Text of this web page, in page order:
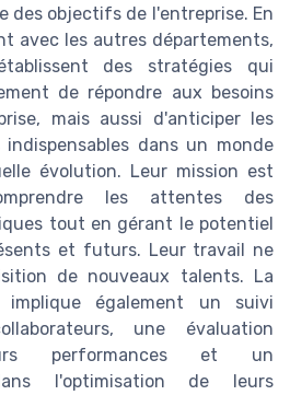
des objectifs de l'entreprise. En
avec les autres départements,
des stratégies qui
de répondre aux besoins
mais aussi d'anticiper les
dans un monde
évolution. Leur mission est
les attentes des
tout en gérant le potentiel
et futurs. Leur travail ne
de nouveaux talents. La
également un suivi
une évaluation
performances et un
l'optimisation de leurs